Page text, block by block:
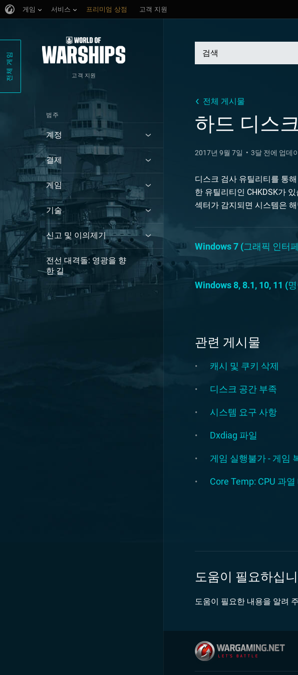
게임 서비스 프리미엄 상점 고객 지원
전체 게임 고객 지원
범주
계정
결제
게임
기술
신고 및 이의제기
전선 대격돌: 영광을 향
한 길
전체 게시물
하드 디스
2017년 9월 7일 3달 전에 업데
디스크 검사 유틸리티를 통
한 유틸리티인 CHKDSK가
섹터가 감지되면 시스템은
Windows 7 (그래픽 인터
Windows 8, 8.1, 10, 11 (
관련 게시물
캐시 및 쿠키 삭제
디스크 공간 부족
시스템 요구 사항
Dxdiag 파일
게임 실행불가 - 게임
Core Temp: CPU 과열
도움이 필요하십
도움이 필요한 내용을 알려